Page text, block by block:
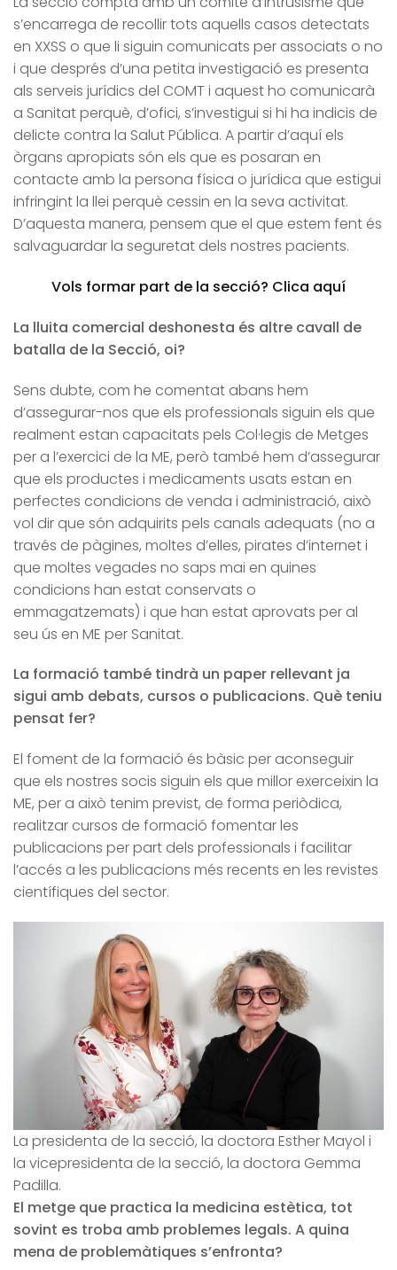
s’encarrega de recollir tots aquells casos detectats
en XXSS o que li siguin comunicats per associats o no
i que després d’una petita investigació es presenta
als serveis jurídics del COMT i aquest ho comunicarà
a Sanitat perquè, d’ofici, s’investigui si hi ha indicis de
delicte contra la Salut Pública. A partir d’aquí els
òrgans apropiats són els que es posaran en
contacte amb la persona física o jurídica que estigui
infringint la llei perquè cessin en la seva activitat.
D’aquesta manera, pensem que el que estem fent és
salvaguardar la seguretat dels nostres pacients.
Vols formar part de la secció? Clica aquí
La lluita comercial deshonesta és altre cavall de
batalla de la Secció, oi?
Sens dubte, com he comentat abans hem
d’assegurar-nos que els professionals siguin els que
realment estan capacitats pels Col·legis de Metges
per a l’exercici de la ME, però també hem d’assegurar
que els productes i medicaments usats estan en
perfectes condicions de venda i administració, això
vol dir que són adquirits pels canals adequats (no a
través de pàgines, moltes d’elles, pirates d’internet i
que moltes vegades no saps mai en quines
condicions han estat conservats o
emmagatzemats) i que han estat aprovats per al
seu ús en ME per Sanitat.
La formació també tindrà un paper rellevant ja
sigui amb debats, cursos o publicacions. Què teniu
pensat fer?
El foment de la formació és bàsic per aconseguir
que els nostres socis siguin els que millor exerceixin la
ME, per a això tenim previst, de forma periòdica,
realitzar cursos de formació fomentar les
publicacions per part dels professionals i facilitar
l’accés a les publicacions més recents en les revistes
científiques del sector.
La presidenta de la secció, la doctora Esther Mayol i
la vicepresidenta de la secció, la doctora Gemma
Padilla.
El metge que practica la medicina estètica, tot
sovint es troba amb problemes legals. A quina
mena de problemàtiques s’enfronta?